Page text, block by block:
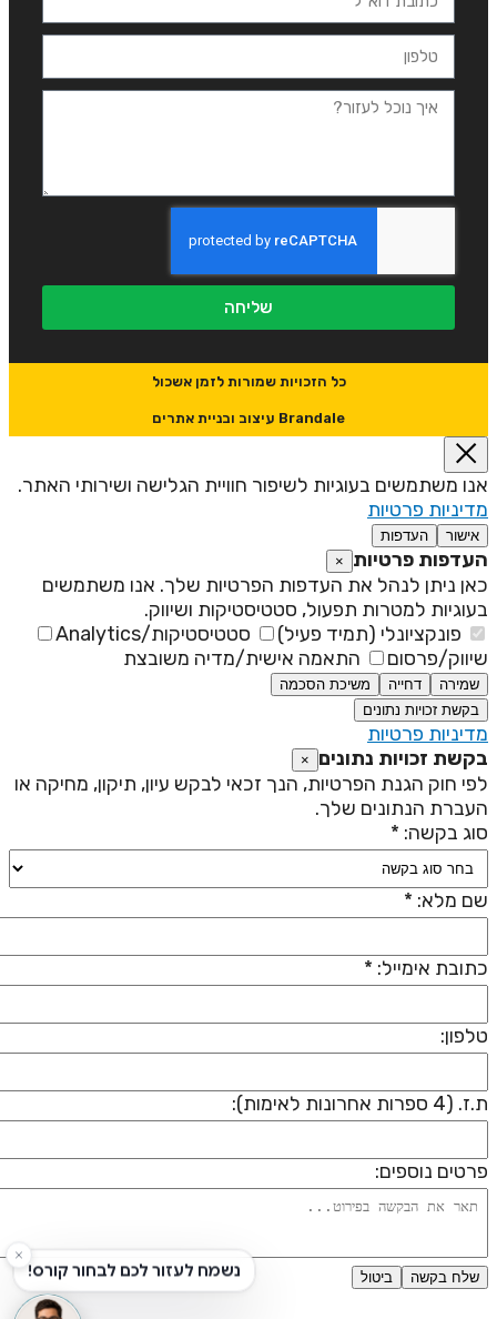
שליחה
כל הזכויות שמורות לזמן אשכול
Brandale עיצוב ובניית אתרים
משתמשים בעוגיות לשיפור חוויית הגלישה ושירותי האתר.
פרטיות
אישור העדפות
פרטיות ×
ניתן לנהל את העדפות הפרטיות שלך. אנו משתמשים
למטרות תפעול, סטטיסטיקות ושיווק.
פונקציונלי (תמיד פעיל)
סטטיסטיקות/Analytics
פרסום
התאמה אישית/מדיה משובצת
שמירה דחייה
משיכת הסכמה
בקשת זכויות נתונים
פרטיות
זכויות נתונים ×
חוק הגנת הפרטיות, הנך זכאי לבקש עיון, תיקון, מחיקה או
הנתונים שלך.
בקשה: *
מלא: *
אימייל: *
ספרות אחרונות לאימות):
נוספים:
שלח בקשה ביטול